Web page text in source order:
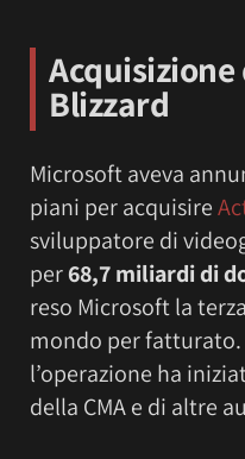
Blizzard
Microsoft aveva
piani per acquisire
sviluppatore di
per68,7 miliardi di
reso Microsoft la
mondo per fatturato.
l’operazione ha
della CMA e di altre